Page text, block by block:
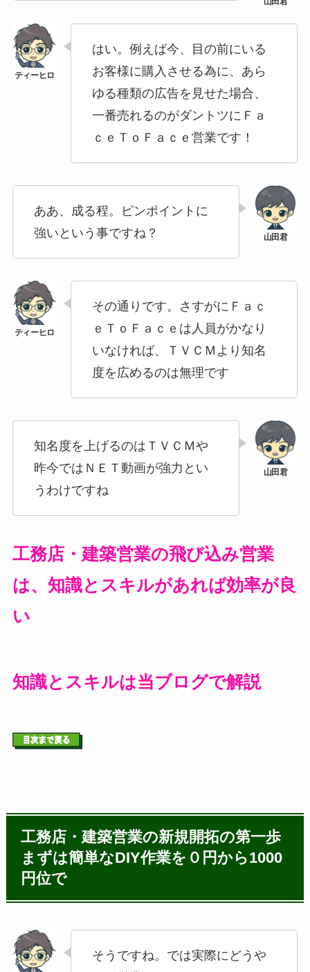
はい。例えば今、目の前にいる
お客様に購入させる為に、あら
ゆる種類の広告を見せた場合、
一番売れるのがダントツにＦａ
ｃｅＴｏＦａｃｅ営業です！
ああ、成る程。ピンポイントに
強いという事ですね？
その通りです。さすがにＦａｃ
ｅＴｏＦａｃｅは人員がかなり
いなければ、ＴＶＣＭより知名
度を広めるのは無理です
知名度を上げるのはＴＶＣＭや
昨今ではＮＥＴ動画が強力とい
うわけですね
工務店・建築営業の飛び込み営業
は、知識とスキルがあれば効率が良
い
知識とスキルは当ブログで解説
工務店・建築営業の新規開拓の第一歩
まずは簡単なDIY作業を０円から1000
円位で
そうですね。では実際にどうや